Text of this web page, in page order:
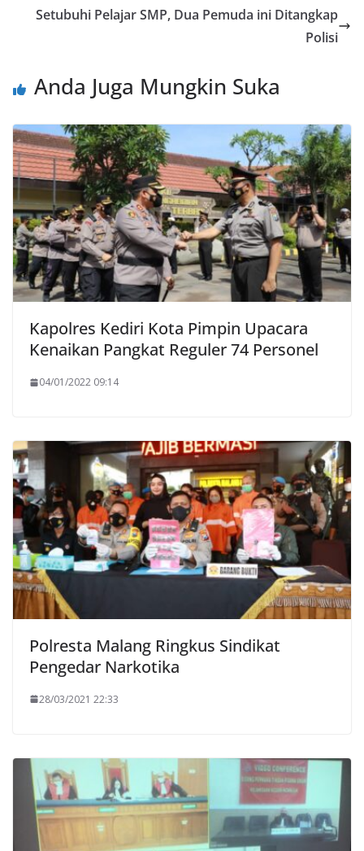
Setubuhi Pelajar SMP, Dua Pemuda ini Ditangkap
Polisi
Anda Juga Mungkin Suka
Kapolres Kediri Kota Pimpin Upacara
Kenaikan Pangkat Reguler 74 Personel
04/01/2022 09:14
Polresta Malang Ringkus Sindikat
Pengedar Narkotika
28/03/2021 22:33